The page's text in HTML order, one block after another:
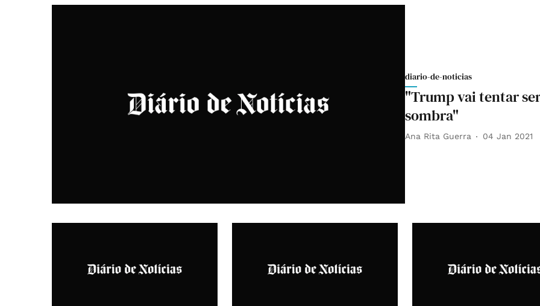
diario-de-noticias
"Trump vai tentar
sombra"
Ana Rita Guerra 04 Jan 2021